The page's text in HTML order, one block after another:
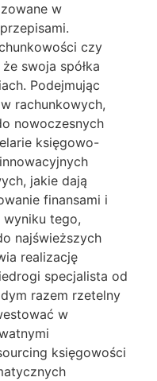
w
czy
swoja spółka
Podejmując
rachunkowych,
nowoczesnych
księgowo-
jakie dają
finansami i
tego,
najświeższych
realizację
specjalista od
razem rzetelny
w
księgowości